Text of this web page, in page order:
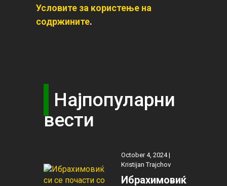
Условите за користење на
содржините.
Најпопуларни
вести
October 4, 2024 |
Kristijan Trajchov
Ибрахимовиќ